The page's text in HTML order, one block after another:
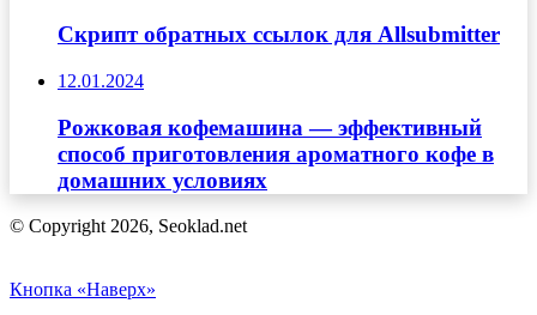
Скрипт обратных ссылок для Allsubmitter
12.01.2024
Рожковая кофемашина — эффективный
способ приготовления ароматного кофе в
домашних условиях
© Copyright 2026, Seoklad.net
Кнопка «Наверх»